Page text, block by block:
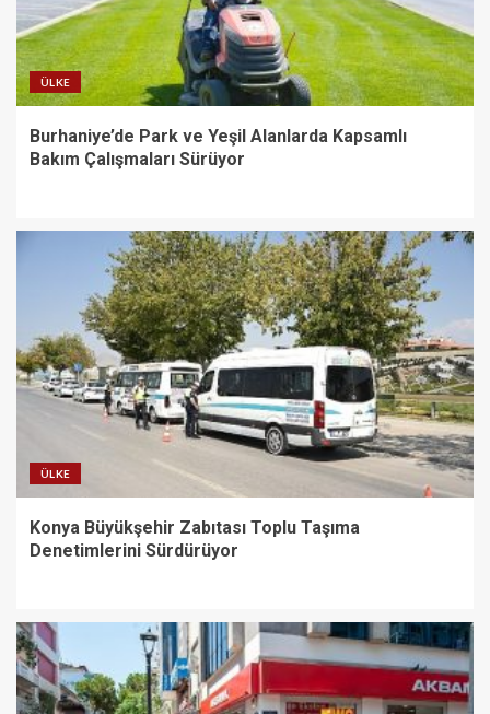
ÜLKE
Burhaniye’de Park ve Yeşil Alanlarda Kapsamlı
Bakım Çalışmaları Sürüyor
ÜLKE
Konya Büyükşehir Zabıtası Toplu Taşıma
Denetimlerini Sürdürüyor